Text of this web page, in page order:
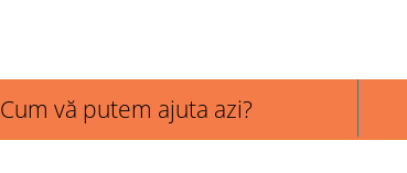
Cum vă putem ajuta azi?